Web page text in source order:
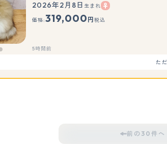
もっと見る
2026年2月8日 生まれ
価格:319,000 円 税込
5時間前
た
前の30件へ